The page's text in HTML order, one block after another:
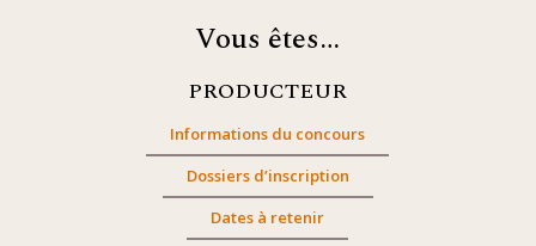
Vous êtes…
PRODUCTEUR
Informations du concours
Dossiers d’inscription
Dates à retenir